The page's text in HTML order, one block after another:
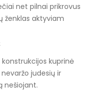
net pilnai prikrovus
ženklas aktyviam
kuprinė
judesių ir
nešiojant.